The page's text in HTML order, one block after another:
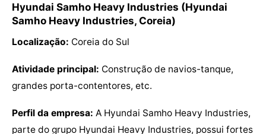
Hyundai Samho Heavy Industries (Hyundai
Samho Heavy Industries, Coreia)
Localização: Coreia do Sul
Atividade principal: Construção de navios-tanque,
grandes porta-contentores, etc.
Perfil da empresa: A Hyundai Samho Heavy Industries,
parte do grupo Hyundai Heavy Industries, possui fortes